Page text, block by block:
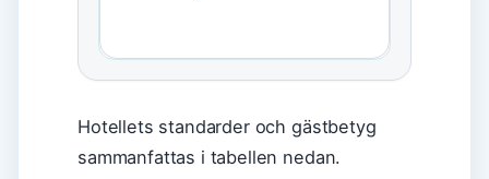
Hotellets standarder och gästbetyg
sammanfattas i tabellen nedan.